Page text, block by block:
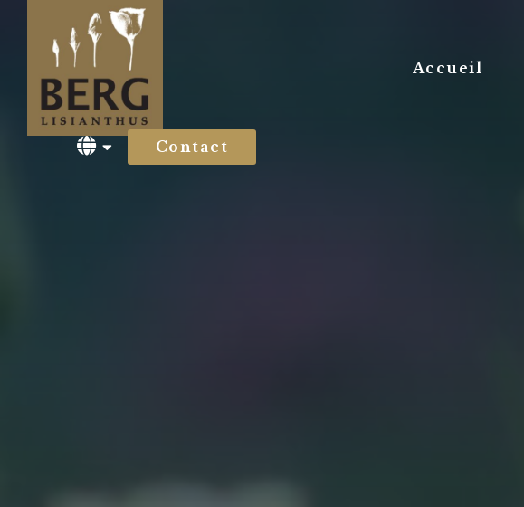
Accueil
Contact